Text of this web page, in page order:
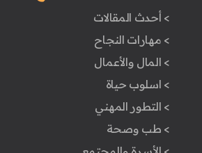
> أحدث المقالات
> مهارات النجاح
> المال والأعمال
> اسلوب حياة
> التطور المهني
> طب وصحة